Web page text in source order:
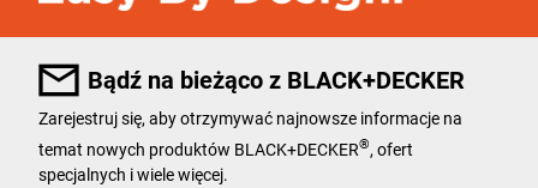
Bądź na bieżąco z BLACK+DECKER
Zarejestruj się, aby otrzymywać najnowsze informacje na
temat nowych produktów BLACK+DECKER®, ofert
specjalnych i wiele więcej.